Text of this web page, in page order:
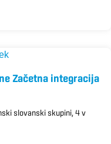
Začetna integracija
slovanski skupini, 4 v